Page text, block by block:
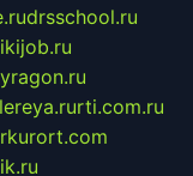
drsschool.ru
rti.com.ru